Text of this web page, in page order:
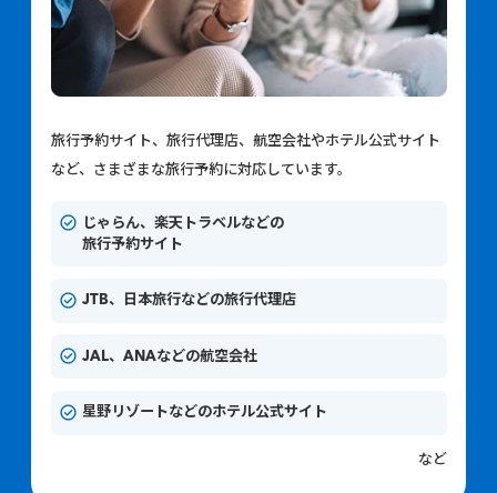
旅行予約サイト、旅行代理店、航空会社やホテル公式サイト
など、さまざまな旅行予約に対応しています。
じゃらん、楽天トラベルなどの
旅行予約サイト
JTB、日本旅行などの旅行代理店
JAL、ANAなどの航空会社
星野リゾートなどのホテル公式サイト
など